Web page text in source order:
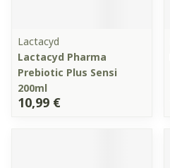
Lactacyd
Lactacyd Pharma
Prebiotic Plus Sensi
200ml
10,99 €